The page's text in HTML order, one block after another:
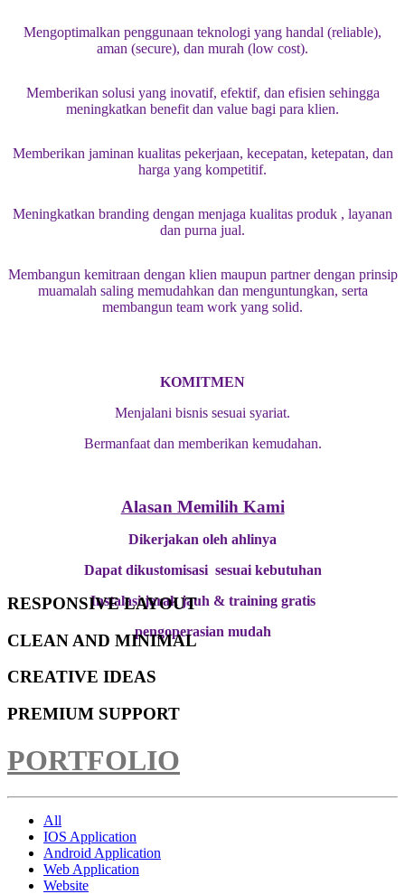
Mengoptimalkan penggunaan teknologi yang handal (reliable),
aman (secure), dan murah (low cost).
Memberikan solusi yang inovatif, efektif, dan efisien sehingga
meningkatkan benefit dan value bagi para klien.
Memberikan jaminan kualitas pekerjaan, kecepatan, ketepatan, dan
harga yang kompetitif.
Meningkatkan branding dengan menjaga kualitas produk , layanan
dan purna jual.
Membangun kemitraan dengan klien maupun partner dengan prinsip
muamalah saling memudahkan dan menguntungkan, serta
membangun team work yang solid.
KOMITMEN
Menjalani bisnis sesuai syariat.
Bermanfaat dan memberikan kemudahan.
Alasan Memilih Kami
Dikerjakan oleh ahlinya
Dapat dikustomisasi sesuai kebutuhan
Instalasi jarak jauh & training gratis
pengoperasian mudah
RESPONSIVE LAYOUT
CLEAN AND MINIMAL
CREATIVE IDEAS
PREMIUM SUPPORT
PORTFOLIO
All
IOS Application
Android Application
Web Application
Website